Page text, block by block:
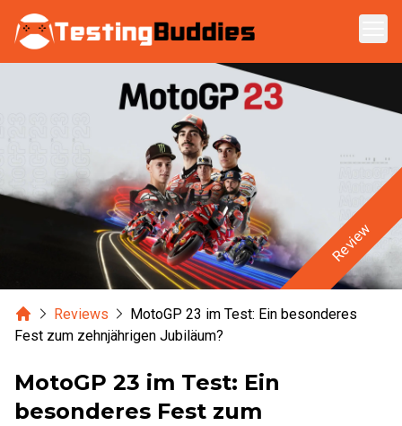
Zum Hauptinhalt springen
Review
HomeReviews
MotoGP 23 im Test: Ein besonderes
Fest zum zehnjährigen Jubiläum?
MotoGP 23 im Test: Ein
besonderes Fest zum